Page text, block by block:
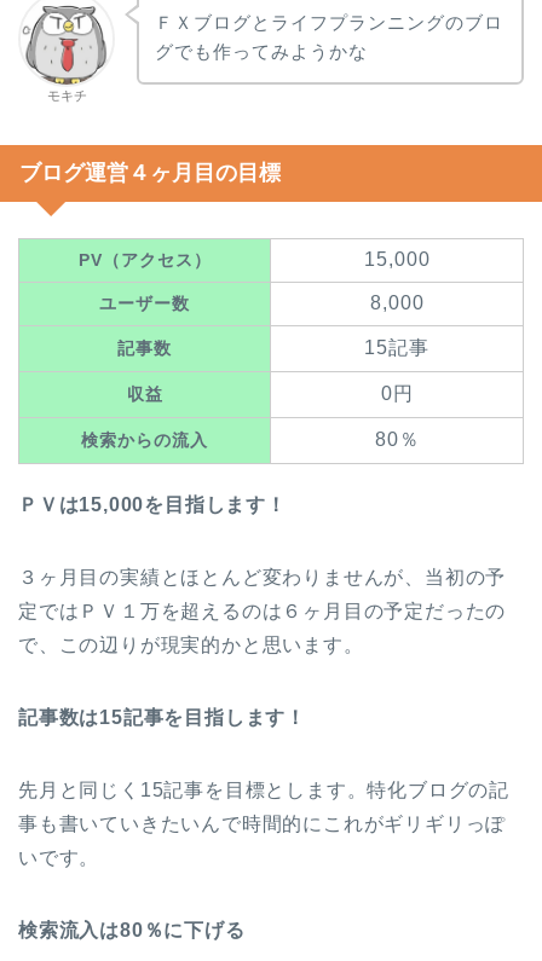
モキチ
ＦＸブログとライフプランニングのブロ
グでも作ってみようかな
ブログ運営４ヶ月目の目標
PV（アクセス） 15,000
ユーザー数 8,000
記事数 15記事
収益 0円
検索からの流入 80％
ＰＶは15,000を目指します！
３ヶ月目の実績とほとんど変わりませんが、当初の予
定ではＰＶ１万を超えるのは６ヶ月目の予定だったの
で、この辺りが現実的かと思います。
記事数は15記事を目指します！
先月と同じく15記事を目標とします。特化ブログの記
事も書いていきたいんで時間的にこれがギリギリっぽ
いです。
検索流入は80％に下げる